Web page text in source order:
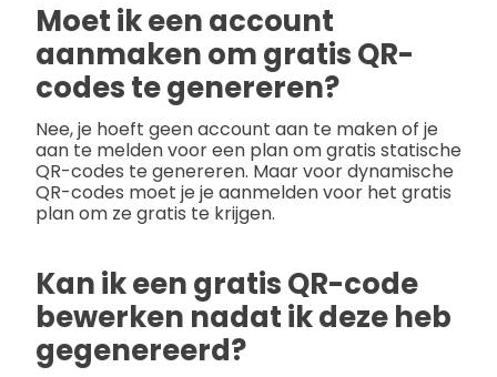
Moet ik een account
aanmaken om gratis QR-
codes te genereren?
Nee, je hoeft geen account aan te maken of je
aan te melden voor een plan om gratis statische
QR-codes te genereren. Maar voor dynamische
QR-codes moet je je aanmelden voor het gratis
plan om ze gratis te krijgen.
Kan ik een gratis QR-code
bewerken nadat ik deze heb
gegenereerd?